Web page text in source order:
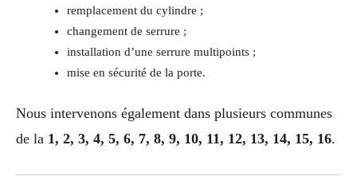
remplacement du cylindre ;
changement de serrure ;
installation d’une serrure multipoints ;
mise en sécurité de la porte.
Nous intervenons également dans plusieurs communes
de la 1, 2, 3, 4, 5, 6, 7, 8, 9, 10, 11, 12, 13, 14, 15, 16.